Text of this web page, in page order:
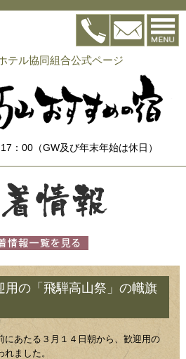
テル協同組合公式ページ
：00（GW及び年末年始は休日）
用の「飛騨高山祭」の幟旗
にあたる３月１４日朝から、歓迎用の
ました。